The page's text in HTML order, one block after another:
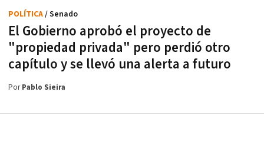
El Gobierno aprobó el proyecto de
"propiedad privada" pero perdió otro
capítulo y se llevó una alerta a futuro
POLÍTICA/ Senado
PorPablo Sieira